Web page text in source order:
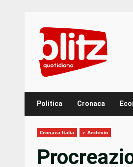
content
Politica Cronaca
Cronaca Italia z_Archivio